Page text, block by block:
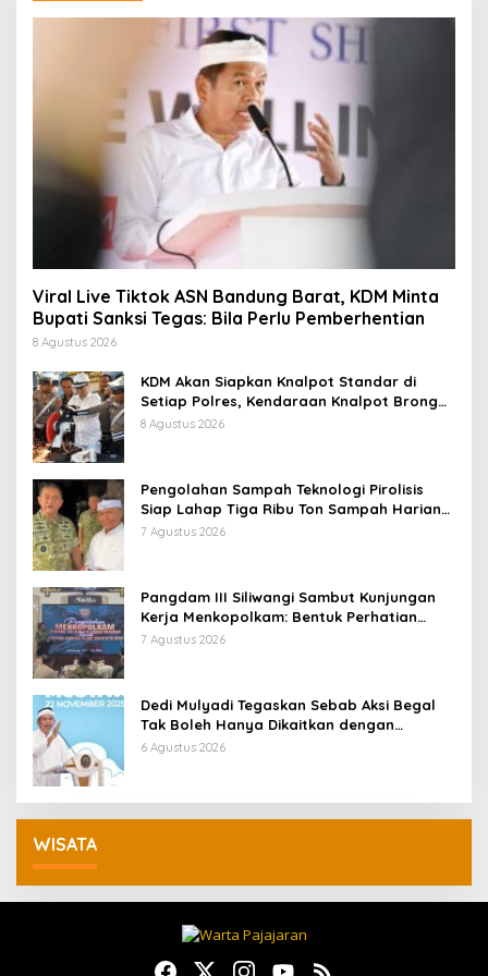
Viral Live Tiktok ASN Bandung Barat, KDM Minta
Bupati Sanksi Tegas: Bila Perlu Pemberhentian
8 Agustus 2026
KDM Akan Siapkan Knalpot Standar di
Setiap Polres, Kendaraan Knalpot Brong
Tertangkap Langsung Ganti
8 Agustus 2026
Pengolahan Sampah Teknologi Pirolisis
Siap Lahap Tiga Ribu Ton Sampah Harian
Jawa Barat
7 Agustus 2026
Pangdam III Siliwangi Sambut Kunjungan
Kerja Menkopolkam: Bentuk Perhatian
Pemerintah
7 Agustus 2026
Dedi Mulyadi Tegaskan Sebab Aksi Begal
Tak Boleh Hanya Dikaitkan dengan
Ekonomi
6 Agustus 2026
WISATA